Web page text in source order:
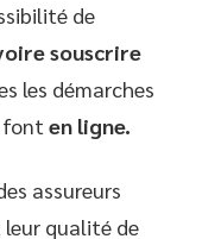
de
souscrire
les démarches
font en ligne.
assureurs
leur qualité de